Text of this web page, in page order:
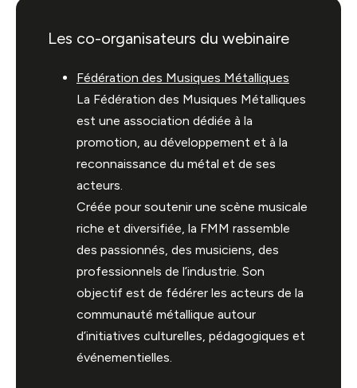
Les co-organisateurs du webinaire
Fédération des Musiques Métalliques
La Fédération des Musiques Métalliques
est une association dédiée à la
promotion, au développement et à la
reconnaissance du métal et de ses
acteurs.
Créée pour soutenir une scène musicale
riche et diversifiée, la FMM rassemble
des passionnés, des musiciens, des
professionnels de l’industrie. Son
objectif est de fédérer les acteurs de la
communauté métallique autour
d’initiatives culturelles, pédagogiques et
événementielles.